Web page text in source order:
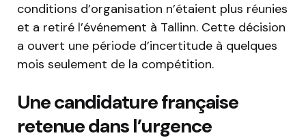
conditions d’organisation n’étaient plus réunies
et a retiré l’événement à Tallinn. Cette décision
a ouvert une période d’incertitude à quelques
mois seulement de la compétition.
Une candidature française
retenue dans l’urgence